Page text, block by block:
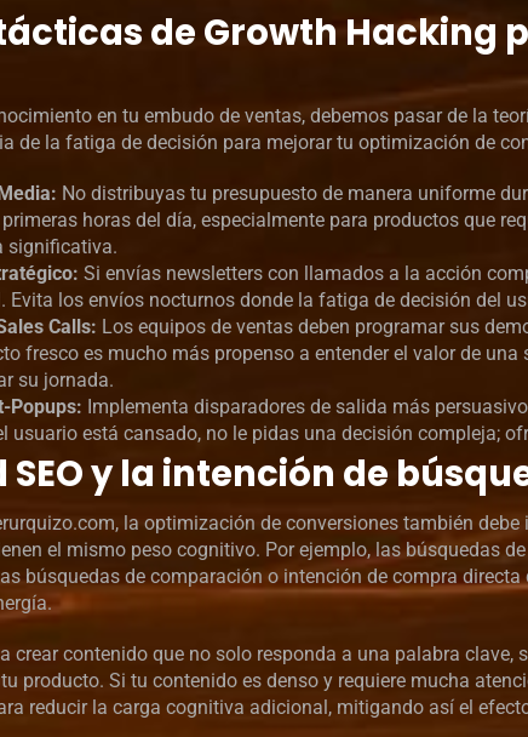
de Growth Hacking
en tu embudo de ventas, debemos pasar de la
de la fatiga de decisión para mejorar tu optimización de
No distribuyas tu presupuesto de manera uniforme
horas del día, especialmente para productos que
significativa.
Si envías newsletters con llamados a la acción
Evita los envíos nocturnos donde la fatiga de decisión del
Calls: Los equipos de ventas deben programar sus
fresco es mucho más propenso a entender el valor de
su jornada.
Popups: Implementa disparadores de salida más
usuario está cansado, no le pidas una decisión compleja;
y la intención de
la optimización de conversiones también
el mismo peso cognitivo. Por ejemplo, las búsquedas
búsquedas de comparación o intención de compra
crear contenido que no solo responda a una palabra
producto. Si tu contenido es denso y requiere mucha
reducir la carga cognitiva adicional, mitigando así el